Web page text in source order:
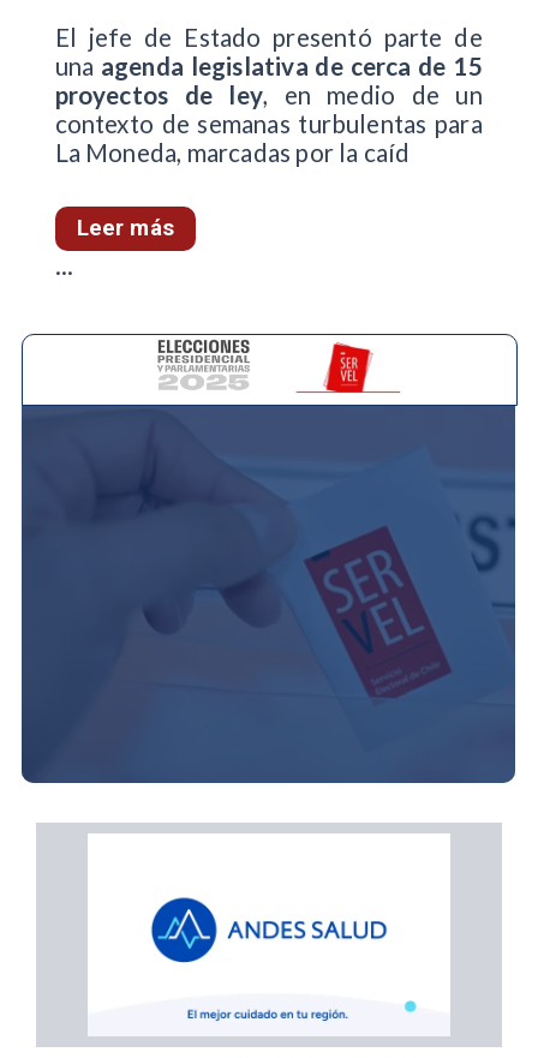
El jefe de Estado presentó parte de
una agenda legislativa de cerca de 15
proyectos de ley, en medio de un
contexto de semanas turbulentas para
La Moneda, marcadas por la caíd
Leer más
...